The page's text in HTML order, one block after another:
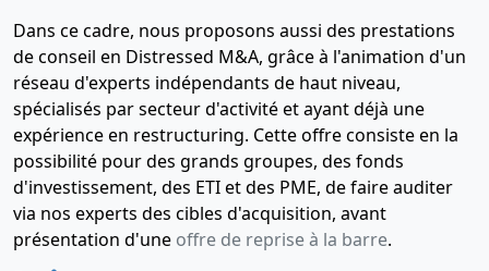
Dans ce cadre, nous proposons aussi des prestations
de conseil en Distressed M&A, grâce à l'animation d'un
réseau d'experts indépendants de haut niveau,
spécialisés par secteur d'activité et ayant déjà une
expérience en restructuring. Cette offre consiste en la
possibilité pour des grands groupes, des fonds
d'investissement, des ETI et des PME, de faire auditer
via nos experts des cibles d'acquisition, avant
présentation d'une offre de reprise à la barre.